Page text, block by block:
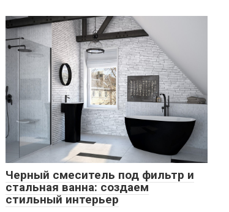
Черный смеситель под фильтр и
стальная ванна: создаем
стильный интерьер